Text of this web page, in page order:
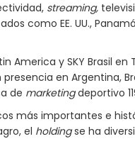
streaming,
como EE. UU.,
America y SKY Brasil en
en Argentina,
de marketingdeportivo
más importantes e
el holdingse ha